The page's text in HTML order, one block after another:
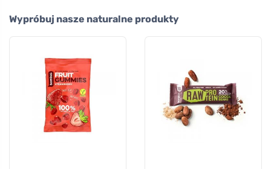
Wypróbuj nasze naturalne produkty